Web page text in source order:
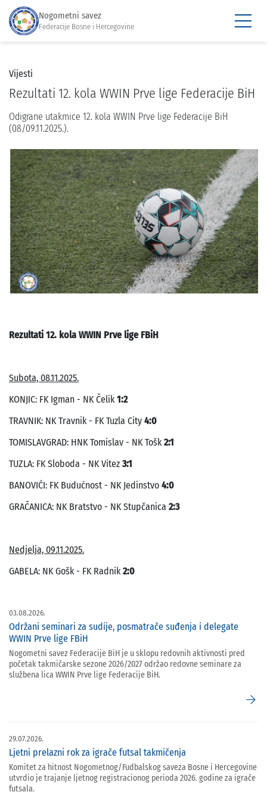
Nogometni savez
Federacije Bosne i Hercegovine
Vijesti
Rezultati 12. kola WWIN Prve lige Federacije BiH
Odigrane utakmice 12. kola WWIN Prve lige Federacije BiH
(08/09.11.2025.).
Rezultati 12. kola WWIN Prve lige FBiH
Subota, 08.11.2025.
KONJIC: FK Igman - NK Čelik1:2
TRAVNIK: NK Travnik - FK Tuzla City 4:0
TOMISLAVGRAD: HNK Tomislav - NK Tošk2:1
TUZLA: FK Sloboda - NK Vitez 3:1
BANOVIĆI: FK Budućnost - NK Jedinstvo 4:0
GRAČANICA: NK Bratstvo - NK Stupčanica 2:3
Nedjelja, 09.11.2025.
GABELA: NK Gošk - FK Radnik2:0
03.08.2026.
Održani seminari za sudije, posmatrače suđenja i delegate
WWIN Prve lige FBiH
Nogometni savez Federacije BiH je u sklopu redovnih aktivnosti pred
početak takmičarske sezone 2026/2027 održao redovne seminare za
službena lica WWIN Prve lige Federacije BiH.
arrow_forward
29.07.2026.
Ljetni prelazni rok za igrače futsal takmičenja
Komitet za hitnost Nogometnog/Fudbalskog saveza Bosne i Hercegovine
utvrdio je trajanje ljetnog registracionog perioda 2026. godine za igrače
futsala.